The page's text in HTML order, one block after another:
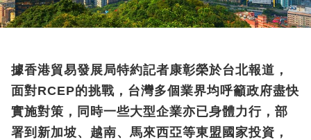
據香港貿易發展局特約記者康彰榮於台北報道，
面對RCEP的挑戰，台灣多個業界均呼籲政府盡快
實施對策，同時一些大型企業亦已身體力行，部
署到新加坡、越南、馬來西亞等東盟國家投資，